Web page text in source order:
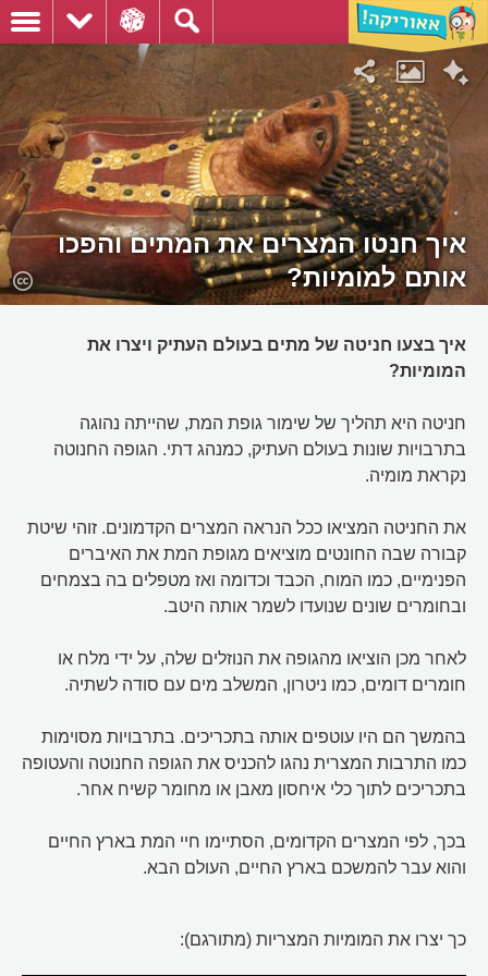
איך חנטו המצרים את המתים והפכו
אותם למומיות?
איך בצעו חניטה של מתים בעולם העתיק ויצרו את
המומיות?
חניטה היא תהליך של שימור גופת המת, שהייתה נהוגה
בתרבויות שונות בעולם העתיק, כמנהג דתי. הגופה החנוטה
נקראת מומיה.
את החניטה המציאו ככל הנראה המצרים הקדמונים. זוהי שיטת
קבורה שבה החונטים מוציאים מגופת המת את האיברים
הפנימיים, כמו המוח, הכבד וכדומה ואז מטפלים בה בצמחים
ובחומרים שונים שנועדו לשמר אותה היטב.
לאחר מכן הוציאו מהגופה את הנוזלים שלה, על ידי מלח או
חומרים דומים, כמו ניטרון, המשלב מים עם סודה לשתיה.
בהמשך הם היו עוטפים אותה בתכריכים. בתרבויות מסוימות
כמו התרבות המצרית נהגו להכניס את הגופה החנוטה והעטופה
בתכריכים לתוך כלי איחסון מאבן או מחומר קשיח אחר.
בכך, לפי המצרים הקדומים, הסתיימו חיי המת בארץ החיים
והוא עבר להמשכם בארץ החיים, העולם הבא.
כך יצרו את המומיות המצריות (מתורגם):